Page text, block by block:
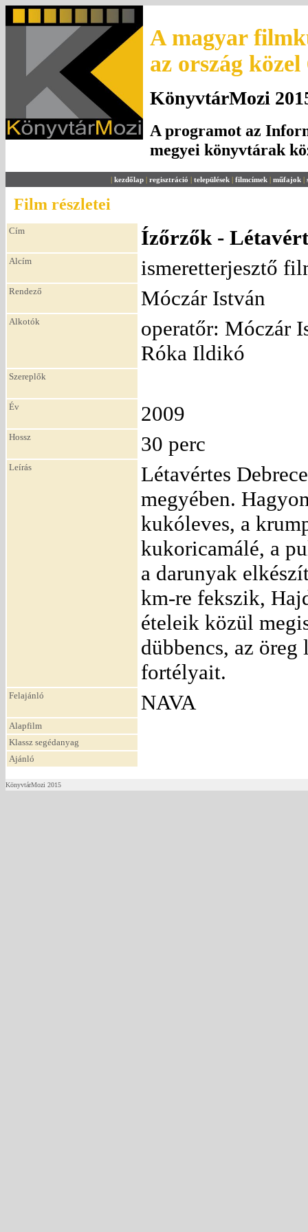
A magyar
az ország
KönyvtárMozi
A programot az
megyei könyvtárak
| kezdőlap | regisztráció | települések | filmcímek | műfajok |
Film részletei
Cím Ízőrzők -
Alcím ismeretterjesztő
Rendező Móczár István
Alkotók
operatőr: Móczár
Róka Ildikó
Szereplők
Év 2009
Hossz 30 perc
Leírás
Létavértes
megyében.
kukóleves, a
kukoricamálé, a
a darunyak
km-re fekszik,
ételeik közül
dübbencs, az öreg
fortélyait.
Felajánló NAVA
Alapfilm
Klassz segédanyag
Ajánló
KönyvtárMozi 2015